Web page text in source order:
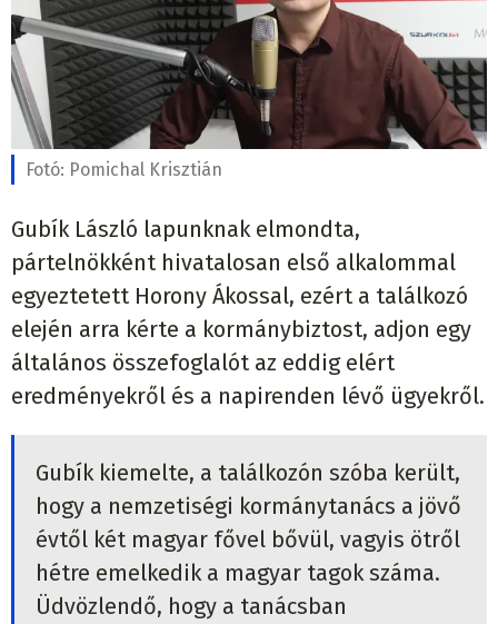
Fotó: Pomichal Krisztián
Gubík László lapunknak elmondta,
pártelnökként hivatalosan első alkalommal
egyeztetett Horony Ákossal, ezért a találkozó
elején arra kérte a kormánybiztost, adjon egy
általános összefoglalót az eddig elért
eredményekről és a napirenden lévő ügyekről.
Gubík kiemelte, a találkozón szóba került,
hogy a nemzetiségi kormánytanács a jövő
évtől két magyar fővel bővül, vagyis ötről
hétre emelkedik a magyar tagok száma.
Üdvözlendő, hogy a tanácsban